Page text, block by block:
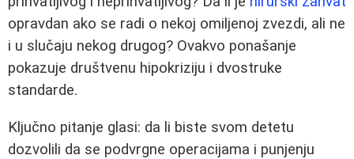
opravdan ako se radi o nekoj omiljenoj zvezdi, ali ne
i u slučaju nekog drugog? Ovakvo ponašanje
pokazuje društvenu hipokriziju i dvostruke
standarde.
Ključno pitanje glasi: da li biste svom detetu
dozvolili da se podvrgne operacijama i punjenju